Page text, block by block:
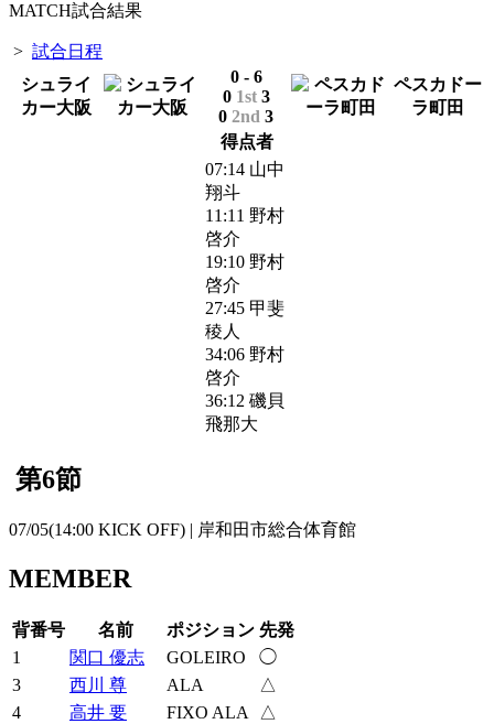
MATCH試合結果
> 試合日程
シュライ
カー大阪
0 - 6
0 1st 3
0 2nd 3
ペスカドー
ラ町田
得点者
07:14 山中
翔斗
11:11 野村
啓介
19:10 野村
啓介
27:45 甲斐
稜人
34:06 野村
啓介
36:12 磯貝
飛那大
第6節
07/05(14:00 KICK OFF) | 岸和田市総合体育館
MEMBER
背番号 名前 ポジション 先発
1
関口 優志 GOLEIRO
◯
3
西川 尊 ALA
△
4
高井 要 FIXO ALA
△